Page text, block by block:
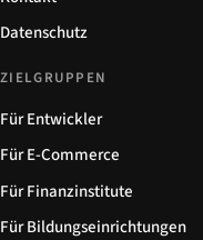
Datenschutz
ZIELGRUPPEN
Für Entwickler
Für E-Commerce
Für Finanzinstitute
Für Bildungseinrichtungen